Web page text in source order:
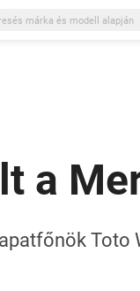
a
Toto